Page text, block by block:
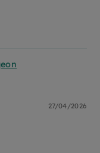
27/04/2026